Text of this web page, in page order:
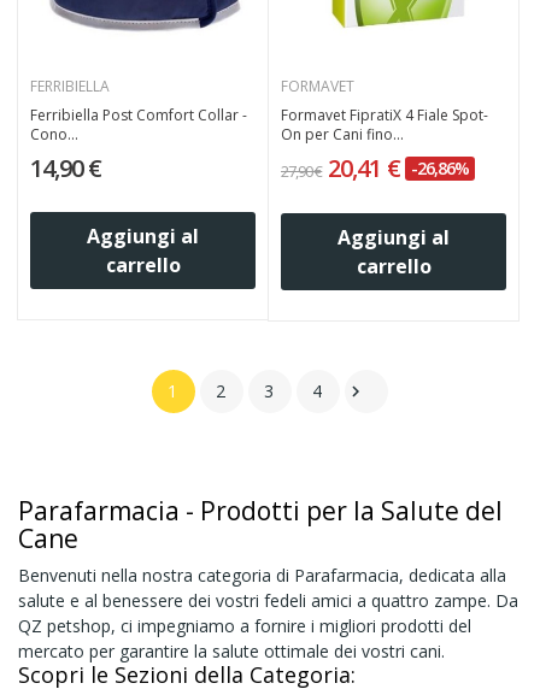
FERRIBIELLA
Ferribiella Post Comfort Collar -
Cono...
14,90 €
Aggiungi al
carrello
FORMAVET
Formavet FipratiX 4 Fiale Spot-
On per Cani fino...
27,90 € 20,41 € -26,86%
Aggiungi al
carrello
1 2 3 4 
Parafarmacia - Prodotti per la Salute del
Cane
Benvenuti nella nostra categoria di Parafarmacia, dedicata alla
salute e al benessere dei vostri fedeli amici a quattro zampe. Da
QZ petshop, ci impegniamo a fornire i migliori prodotti del
mercato per garantire la salute ottimale dei vostri cani.
Scopri le Sezioni della Categoria: